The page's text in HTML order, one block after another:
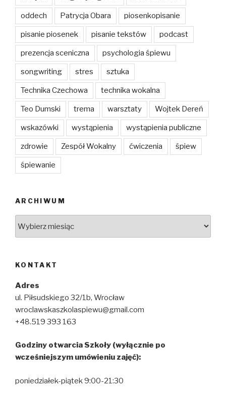
oddech Patrycja Obara piosenkopisanie
pisanie piosenek pisanie tekstów podcast
prezencja sceniczna psychologia śpiewu
songwriting stres sztuka
Technika Czechowa technika wokalna
Teo Dumski trema warsztaty Wojtek Dereń
wskazówki wystąpienia wystąpienia publiczne
zdrowie Zespół Wokalny ćwiczenia śpiew
śpiewanie
ARCHIWUM
KONTAKT
Adres
ul. Piłsudskiego 32/1b, Wrocław
wroclawskaszkolaspiewu@gmail.com
+48.519 393 163
Godziny otwarcia Szkoły (wyłącznie po
wcześniejszym umówieniu zajęć):
poniedziałek-piątek 9:00-21:30